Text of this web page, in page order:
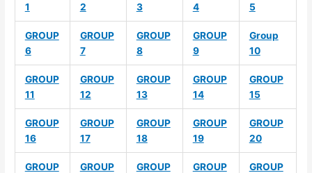
1
2
3
4
5
GROUP
6
GROUP
7
GROUP
8
GROUP
9
Group
10
GROUP
11
GROUP
12
GROUP
13
GROUP
14
GROUP
15
GROUP
16
GROUP
17
GROUP
18
GROUP
19
GROUP
20
GROUP
GROUP
GROUP
GROUP
GROUP